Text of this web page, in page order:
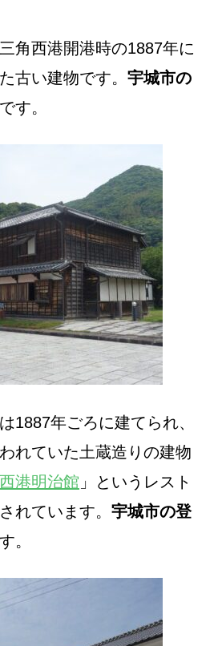
角西港開港時の1887年に
古い建物です。 宇城市の
です。
1887年ごろに建てられ、
れていた土蔵造りの建物
西港明治館 」というレスト
れています。 宇城市の登
。